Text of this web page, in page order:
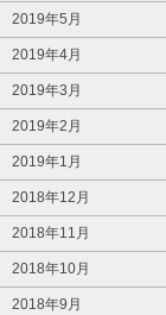
2019年5月
2019年4月
2019年3月
2019年2月
2019年1月
2018年12月
2018年11月
2018年10月
2018年9月